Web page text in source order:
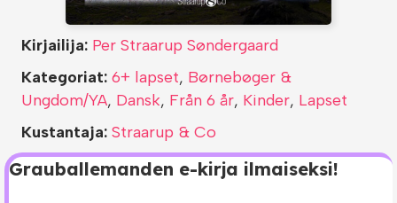
Grauballemanden e-kirja ilmaiseksi!
Kirjailija: Per Straarup Søndergaard
Kategoriat: 6+ lapset, Børnebøger &
Ungdom/YA, Dansk, Från 6 år, Kinder, Lapset
Kustantaja: Straarup & Co